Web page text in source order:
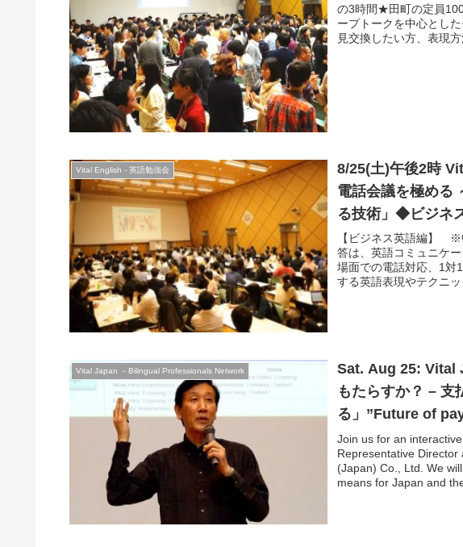
の3時間★田町の定員
ープトークを中心とし
見交換したい方、表現
Vital English - 英語勉強会
8/25(土)午後2時
電話会議を極める
る技術」◆ビジネ
【ビジネス英語編】 ※
答は、英語コミュニケ
場面での電話対応、1対
する英語表現やテクニ
Vital Japan －Bilingual Professionals Network
Sat. Aug 25: Vital
もたらすか？ – 支
る」”Future of
society”◆英語セ
Join us for an
Representative
(Japan) Co., Ltd. We
means for Japan and
事、リップルウッド、